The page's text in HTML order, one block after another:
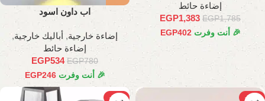
إضاءة حائط
EGP1,785
EGP1,383
🎉 أنت وفرت EGP402
اب داون اسود
إضاءة خارجية, أباليك خارجية,
إضاءة حائط
EGP780
EGP534
🎉 أنت وفرت EGP246
-28%
-29%